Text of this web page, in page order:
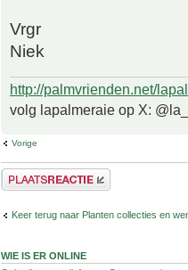
Vrgr
Niek
http://palmvrienden.net/
volg lapalmeraie op X:
Vorige
Plaats een reactie
Keer terug naar Planten collecties en
WIE IS ER ONLINE